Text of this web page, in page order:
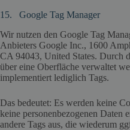
15. Google Tag Manager
Wir nutzen den Google Tag
Anbieters Google Inc., 1600
CA 94043, United States. Durch
über eine Oberfläche verwaltet
implementiert lediglich Tags.
Das bedeutet: Es werden keine
keine personenbezogenen Daten
andere Tags aus, die wiederum